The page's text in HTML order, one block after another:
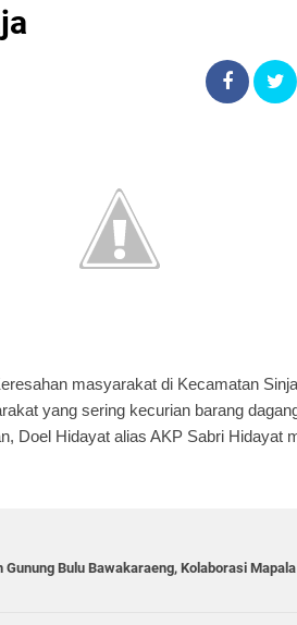
masyarakat di Kecamatan
yang sering kecurian barang
Doel Hidayat alias AKP Sabri Hidayat
Bulu Bawakaraeng, Kolaborasi